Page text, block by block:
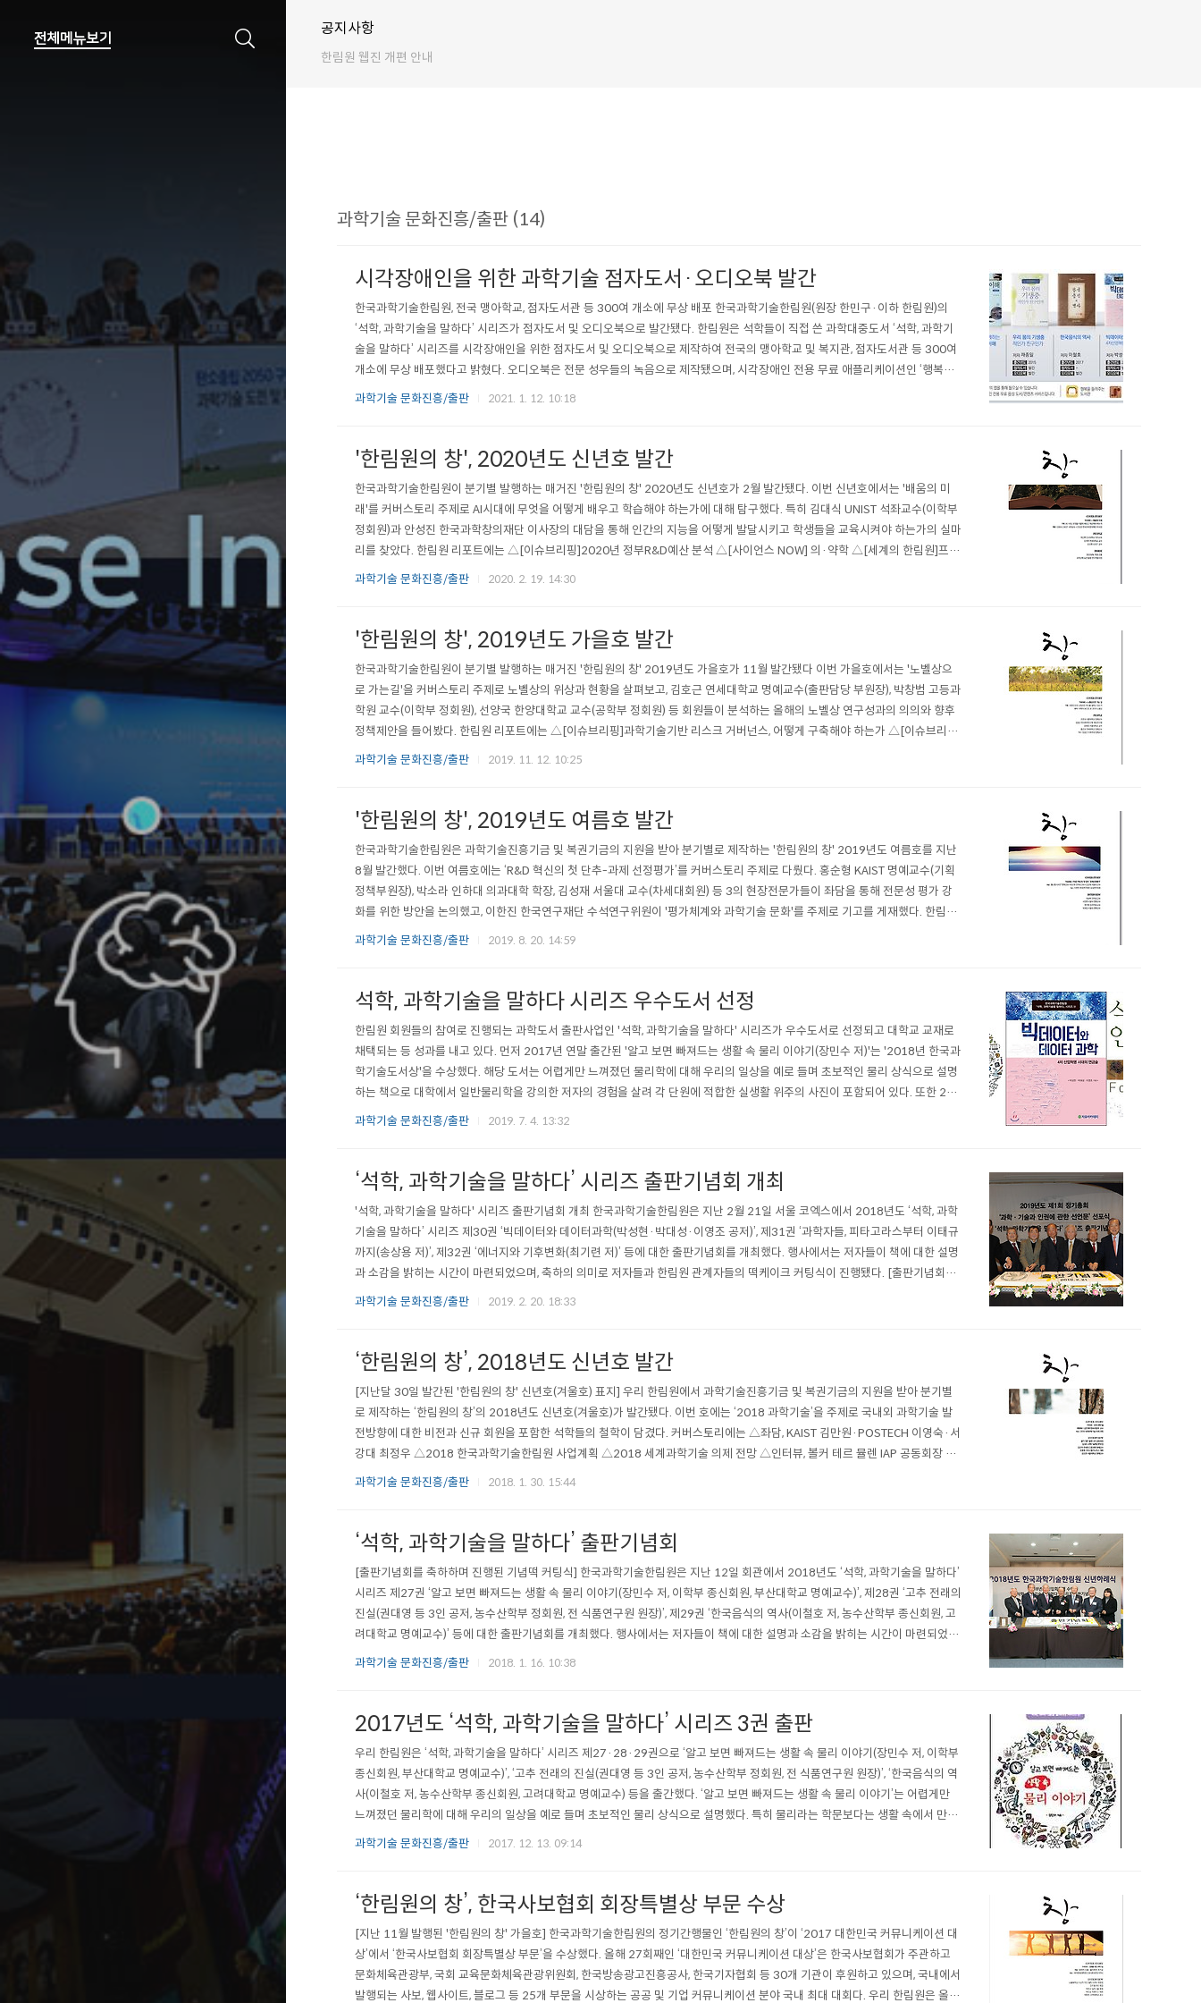
공지사항
한림원 웹진 개편 안내
과학기술 문화진흥/출판 (14)
시각장애인을 위한 과학기술 점자도서·오디오북 발간
한국과학기술한림원, 전국 맹아학교, 점자도서관 등 300여 개소에 무상 배포 한국과학기술한림원(원장 한민구·이하 한림원)의
‘석학, 과학기술을 말하다’ 시리즈가 점자도서 및 오디오북으로 발간됐다. 한림원은 석학들이 직접 쓴 과학대중도서 ‘석학, 과학기
술을 말하다’ 시리즈를 시각장애인을 위한 점자도서 및 오디오북으로 제작하여 전국의 맹아학교 및 복지관, 점자도서관 등 300여
개소에 무상 배포했다고 밝혔다. 오디오북은 전문 성우들의 녹음으로 제작됐으며, 시각장애인 전용 무료 애플리케이션인 ‘행복을
들려주는 도서관’과 ‘실로암 포네’ 등에서 들어볼 수 있다. ‘석학, 과학기술을 말하다’ 시리즈는 한림원 회원들의 저술활동을 위해 발
과학기술 문화진흥/출판 2021. 1. 12. 10:18
'한림원의 창', 2020년도 신년호 발간
한국과학기술한림원이 분기별 발행하는 매거진 '한림원의 창' 2020년도 신년호가 2월 발간됐다. 이번 신년호에서는 '배움의 미
래'를 커버스토리 주제로 AI시대에 무엇을 어떻게 배우고 학습해야 하는가에 대해 탐구했다. 특히 김대식 UNIST 석좌교수(이학부
정회원)과 안성진 한국과학창의재단 이사장의 대담을 통해 인간의 지능을 어떻게 발달시키고 학생들을 교육시켜야 하는가의 실마
리를 찾았다. 한림원 리포트에는 △[이슈브리핑]2020년 정부R&D예산 분석 △[사이언스 NOW] 의·약학 △[세계의 한림원]프랑
스과학한림원 등이 소개되었다. 또한 최진호 단국대 석좌교수, 김지현 연세대 교수, 김신현 KAIST 교수 등 회원들의 인터뷰를 통해
과학기술 문화진흥/출판 2020. 2. 19. 14:30
'한림원의 창', 2019년도 가을호 발간
한국과학기술한림원이 분기별 발행하는 매거진 '한림원의 창' 2019년도 가을호가 11월 발간됐다 이번 가을호에서는 '노벨상으
로 가는길'을 커버스토리 주제로 노벨상의 위상과 현황을 살펴보고, 김호근 연세대학교 명예교수(출판담당 부원장), 박창범 고등과
학원 교수(이학부 정회원), 선양국 한양대학교 교수(공학부 정회원) 등 회원들이 분석하는 올해의 노벨상 연구성과의 의의와 향후
정책제안을 들어봤다. 한림원 리포트에는 △[이슈브리핑]과학기술기반 리스크 거버넌스, 어떻게 구축해야 하는가 △[이슈브리핑]
연구관리 공동규정 개정 △[사이언스 NOW]환경공학 연구의 최신 동향 △[세계의 한림원]미국과학한림원 △[인포그래픽] AI와
과학기술 문화진흥/출판 2019. 11. 12. 10:25
'한림원의 창', 2019년도 여름호 발간
한국과학기술한림원은 과학기술진흥기금 및 복권기금의 지원을 받아 분기별로 제작하는 '한림원의 창' 2019년도 여름호를 지난
8월 발간했다. 이번 여름호에는 ‘R&D 혁신의 첫 단추-과제 선정평가’를 커버스토리 주제로 다뤘다. 홍순형 KAIST 명예교수(기획
정책부원장), 박소라 인하대 의과대학 학장, 김성재 서울대 교수(차세대회원) 등 3의 현장전문가들이 좌담을 통해 전문성 평가 강
화를 위한 방안을 논의했고, 이한진 한국연구재단 수석연구위원이 '평가체계와 과학기술 문화'를 주제로 기고를 게재했다. 한림원
리포트에는 △제4회 한·미국한림원 KFoS 공동심포지엄 개최 결과 △고체물리학 분야의 회원 연구 성과 △이슈브리핑-전문연구
과학기술 문화진흥/출판 2019. 8. 20. 14:59
석학, 과학기술을 말하다 시리즈 우수도서 선정
한림원 회원들의 참여로 진행되는 과학도서 출판사업인 '석학, 과학기술을 말하다' 시리즈가 우수도서로 선정되고 대학교 교재로
채택되는 등 성과를 내고 있다. 먼저 2017년 연말 출간된 '알고 보면 빠져드는 생활 속 물리 이야기(장민수 저)'는 '2018년 한국과
학기술도서상'을 수상했다. 해당 도서는 어렵게만 느껴졌던 물리학에 대해 우리의 일상을 예로 들며 초보적인 물리 상식으로 설명
하는 책으로 대학에서 일반물리학을 강의한 저자의 경험을 살려 각 단원에 적합한 실생활 위주의 사진이 포함되어 있다. 또한 201
8년 연말 출간된 '빅데이터와 데이터 과학:4차 산업혁명 시대의 연금술(박성현·박대성·이영조 공저)'은 2019년 부경대 교양 교
과학기술 문화진흥/출판 2019. 7. 4. 13:32
‘석학, 과학기술을 말하다’ 시리즈 출판기념회 개최
'석학, 과학기술을 말하다' 시리즈 출판기념회 개최 한국과학기술한림원은 지난 2월 21일 서울 코엑스에서 2018년도 ‘석학, 과학
기술을 말하다’ 시리즈 제30권 ‘빅데이터와 데이터과학(박성현·박대성·이영조 공저)’, 제31권 ‘과학자들, 피타고라스부터 이태규
까지(송상용 저)’, 제32권 ‘에너지와 기후변화(최기련 저)’ 등에 대한 출판기념회를 개최했다. 행사에서는 저자들이 책에 대한 설명
과 소감을 밝히는 시간이 마련되었으며, 축하의 의미로 저자들과 한림원 관계자들의 떡케이크 커팅식이 진행됐다. [출판기념회를
축하하며 진행된 기념떡 커팅식] ‘빅데이터와 데이터 과학’은 4차 산업혁명의 핵심기술로 꼽히는 빅데이터 관련 통계학, 컴퓨터과
과학기술 문화진흥/출판 2019. 2. 20. 18:33
‘한림원의 창’, 2018년도 신년호 발간
[지난달 30일 발간된 '한림원의 창' 신년호(겨울호) 표지] 우리 한림원에서 과학기술진흥기금 및 복권기금의 지원을 받아 분기별
로 제작하는 ‘한림원의 창’의 2018년도 신년호(겨울호)가 발간됐다. 이번 호에는 ‘2018 과학기술’을 주제로 국내외 과학기술 발
전방향에 대한 비전과 신규 회원을 포함한 석학들의 철학이 담겼다. 커버스토리에는 △좌담, KAIST 김만원·POSTECH 이영숙·서
강대 최정우 △2018 한국과학기술한림원 사업계획 △2018 세계과학기술 의제 전망 △인터뷰, 볼커 테르 뮬렌 IAP 공동회장 등
을 다뤘으며 한림원 리포트에는 △2017년 한림연구보고서 △과학기술유공자 예우 및 지원사업 △Y-KAST의 이스라엘 방문기
과학기술 문화진흥/출판 2018. 1. 30. 15:44
‘석학, 과학기술을 말하다’ 출판기념회
[출판기념회를 축하하며 진행된 기념떡 커팅식] 한국과학기술한림원은 지난 12일 회관에서 2018년도 ‘석학, 과학기술을 말하다’
시리즈 제27권 ‘알고 보면 빠져드는 생활 속 물리 이야기(장민수 저, 이학부 종신회원, 부산대학교 명예교수)’, 제28권 ‘고추 전래의
진실(권대영 등 3인 공저, 농수산학부 정회원, 전 식품연구원 원장)’, 제29권 ‘한국음식의 역사(이철호 저, 농수산학부 종신회원, 고
려대학교 명예교수)’ 등에 대한 출판기념회를 개최했다. 행사에서는 저자들이 책에 대한 설명과 소감을 밝히는 시간이 마련되었으
며, 축하의 의미로 저자들과 한림원 관계자들의 떡케이크 커팅식이 진행됐다. [(좌측부터)장민수 부산대 명예교수, 권대영 전 식품
과학기술 문화진흥/출판 2018. 1. 16. 10:38
2017년도 ‘석학, 과학기술을 말하다’ 시리즈 3권 출판
우리 한림원은 ‘석학, 과학기술을 말하다’ 시리즈 제27·28·29권으로 ‘알고 보면 빠져드는 생활 속 물리 이야기(장민수 저, 이학부
종신회원, 부산대학교 명예교수)’, ‘고추 전래의 진실(권대영 등 3인 공저, 농수산학부 정회원, 전 식품연구원 원장)’, ‘한국음식의 역
사(이철호 저, 농수산학부 종신회원, 고려대학교 명예교수) 등을 출간했다. ‘알고 보면 빠져드는 생활 속 물리 이야기’는 어렵게만
느껴졌던 물리학에 대해 우리의 일상을 예로 들며 초보적인 물리 상식으로 설명했다. 특히 물리라는 학문보다는 생활 속에서 만날
수 있는 많은 현상들을 물리로 설명하려고 노력했다. 대학에서 일반물리학을 강의한 저자의 경험을 살려 각 단원에 적합한 실생활
과학기술 문화진흥/출판 2017. 12. 13. 09:14
‘한림원의 창’, 한국사보협회 회장특별상 부문 수상
[지난 11월 발행된 '한림원의 창' 가을호] 한국과학기술한림원의 정기간행물인 ‘한림원의 창’이 ‘2017 대한민국 커뮤니케이션 대
상’에서 ‘한국사보협회 회장특별상 부문’을 수상했다. 올해 27회째인 ‘대한민국 커뮤니케이션 대상’은 한국사보협회가 주관하고
문화체육관광부, 국회 교육문화체육관광위원회, 한국방송광고진흥공사, 한국기자협회 등 30개 기관이 후원하고 있으며, 국내에서
발행되는 사보, 웹사이트, 블로그 등 25개 부문을 시상하는 공공 및 기업 커뮤니케이션 분야 국내 최대 대회다. 우리 한림원은 올해